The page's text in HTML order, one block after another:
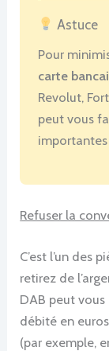
Astuce
Pour
carte
Revolut,
peut vous
Refuser la
C’est l’un des
retirez de
DAB peut
débité en
(par exemple,